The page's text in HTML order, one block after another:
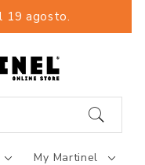
19 agosto.
My Martinel